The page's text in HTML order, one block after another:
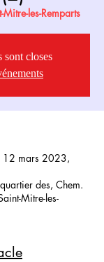
Mitre-les-Remparts
sont closes
mars 2023,
des, Chem.
Mitre-les-